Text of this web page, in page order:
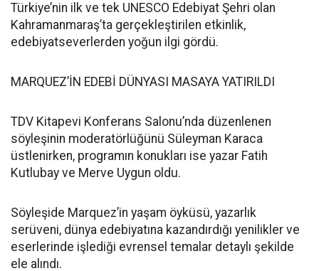
Türkiye’nin ilk ve tek UNESCO Edebiyat Şehri olan
Kahramanmaraş’ta gerçekleştirilen etkinlik,
edebiyatseverlerden yoğun ilgi gördü.
MARQUEZ’İN EDEBİ DÜNYASI MASAYA YATIRILDI
TDV Kitapevi Konferans Salonu’nda düzenlenen
söyleşinin moderatörlüğünü Süleyman Karaca
üstlenirken, programın konukları ise yazar Fatih
Kutlubay ve Merve Uygun oldu.
Söyleşide Marquez’in yaşam öyküsü, yazarlık
serüveni, dünya edebiyatına kazandırdığı yenilikler ve
eserlerinde işlediği evrensel temalar detaylı şekilde
ele alındı.